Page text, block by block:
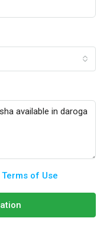
Terms of Use